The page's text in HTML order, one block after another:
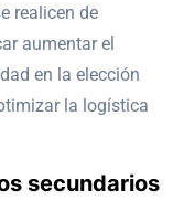
realicen de
aumentar el
en la elección
la logística
secundarios